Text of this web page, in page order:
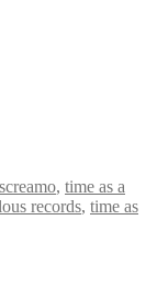
screamo, time as a
records, time as